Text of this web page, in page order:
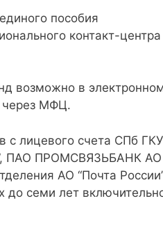
пособия
контакт-центра
возможно в
через МФЦ.
с лицевого счета СПб ГКУ
ПАО ПРОМСВЯЗЬБАНК АО
АО “Почта
до семи лет